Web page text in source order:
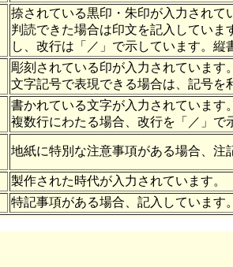
捺されている黒印・朱印が入力されて
判読できた場合は印文を記入してい
し、改行は「／」で示しています。
彫刻されている印が入力されています
文字記号で表現できる場合は、記号を
書かれている文字が入力されています
複数行にわたる場合、改行を「／」で
地紙に特別な注意事項がある場合、注
製作された時代が入力されています。
特記事項がある場合、記入しています